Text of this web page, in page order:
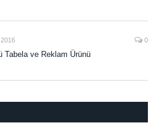
0
Tabela ve Reklam Ürünü